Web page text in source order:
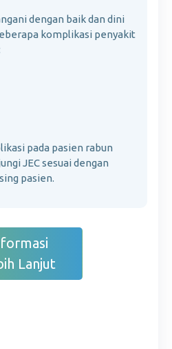
dengan baik dan dini
komplikasi penyakit
pada pasien rabun
JEC sesuai dengan
pasien.
Lanjut